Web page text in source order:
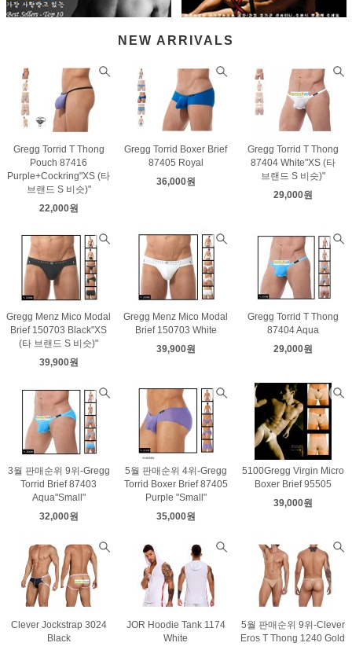
NEW ARRIVALS
Gregg Torrid T Thong
Pouch 87416
Purple+Cockring"XS (타
브랜드 S 비슷)"
22,000원
Gregg Torrid Boxer Brief
87405 Royal
36,000원
Gregg Torrid T Thong
87404 White"XS (타
브랜드 S 비슷)"
29,000원
Gregg Menz Mico Modal
Brief 150703 Black"XS
(타 브랜드 S 비슷)"
39,900원
Gregg Menz Mico Modal
Brief 150703 White
39,900원
Gregg Torrid T Thong
87404 Aqua
29,000원
3월 판매순위 9위-Gregg
Torrid Brief 87403
Aqua"Small"
32,000원
5월 판매순위 4위-Gregg
Torrid Boxer Brief 87405
Purple "Small"
35,000원
5100Gregg Virgin Micro
Boxer Brief 95505
39,000원
Clever Jockstrap 3024
Black
JOR Hoodie Tank 1174
White
5월 판매순위 9위-Clever
Eros T Thong 1240 Gold